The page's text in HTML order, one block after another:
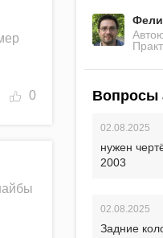
0 Вопросы
02.08.2025
нужен
2003
02.08.2025
Задние